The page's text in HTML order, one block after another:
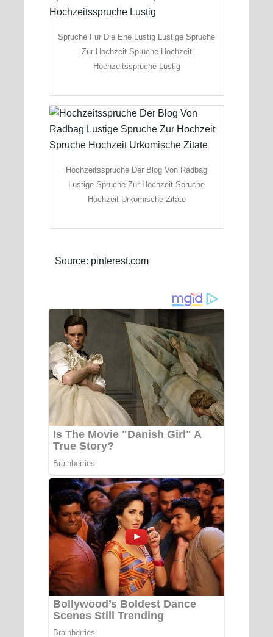
Spruche Fur Die Ehe Lustig Lustige Spruche
Zur Hochzeit Spruche Hochzeit
Hochzeitsspruche Lustig
Hochzeitsspruche Der Blog Von Radbag
Lustige Spruche Zur Hochzeit Spruche
Hochzeit Urkomische Zitate
Source: pinterest.com